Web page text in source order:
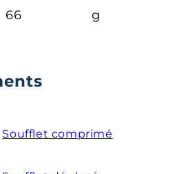
66 g
Soufflet comprimé